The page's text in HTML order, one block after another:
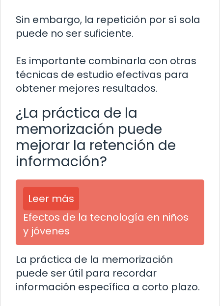
Sin embargo, la repetición por sí sola
puede no ser suficiente.
Es importante combinarla con otras
técnicas de estudio efectivas para
obtener mejores resultados.
¿La práctica de la
memorización puede
mejorar la retención de
información?
Leer más
Efectos de la tecnología en niños
y jóvenes
La práctica de la memorización
puede ser útil para recordar
información específica a corto plazo.